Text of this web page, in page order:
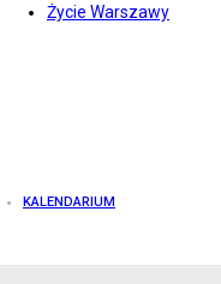
Życie Warszawy
KALENDARIUM